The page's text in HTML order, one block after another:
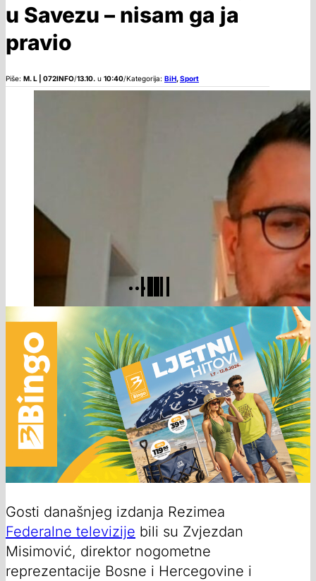
u Savezu – nisam ga ja
pravio
Piše: M. L | 072INFO/13.10. u 10:40/Kategorija: BiH,Sport
Gosti današnjeg izdanja Rezimea
Federalne televizije bili su Zvjezdan
Misimović, direktor nogometne
reprezentacije Bosne i Hercegovine i